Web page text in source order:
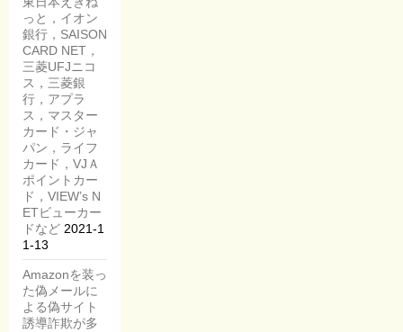
っと，イオン
銀行，SAISON
CARD NET，
三菱UFJニコ
ス，三菱銀
行，アプラ
ス，マスター
カード・ジャ
パン，ライフ
カード，VJＡ
ポイントカー
ド，VIEW’s N
ETビューカー
ドなど 2021-1
1-13
Amazonを装っ
た偽メールに
よる偽サイト
誘導詐欺が多